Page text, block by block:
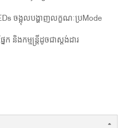
ចង្អុលបង្ហាញលក្ខណៈប្រMode
ក និងកម្មន្ត្រីដូចជាស្តង់ដារ